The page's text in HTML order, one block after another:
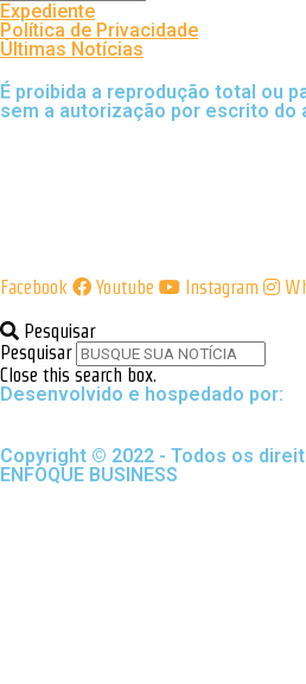
Expediente
Política de Privacidade
Últimas Notícias
É proibida a reprodução total ou
sem a autorização por escrito do
Facebook Youtube Instagram
Pesquisar
Pesquisar
Close this search box.
Desenvolvido e hospedado por:
Copyright © 2022 - Todos os
ENFOQUE BUSINESS